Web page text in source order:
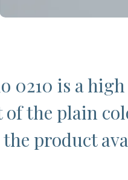
0210 is a
of the plain
product